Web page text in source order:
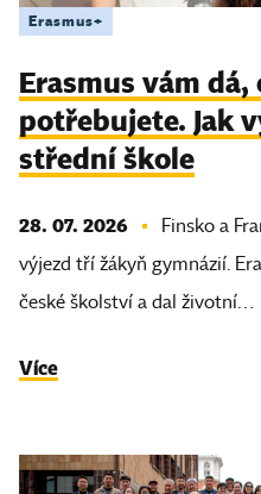
Erasmus+
Erasmus vám dá,
potřebujete. Jak
střední škole
28. 07. 2026
Finsko a
výjezd tří žákyň gymnázií.
české školství a dal životní…
Více